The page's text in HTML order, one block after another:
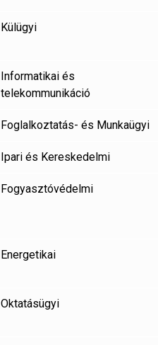
Külügyi
Informatikai és
telekommunikáció
Foglalkoztatás- és Munkaügyi
Ipari és Kereskedelmi
Fogyasztóvédelmi
Energetikai
Oktatásügyi